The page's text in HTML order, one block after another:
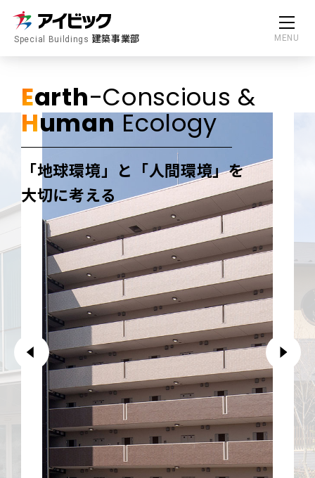
Special Buildings 建築事業部 MENU
Earth-Conscious &
HumanEcology
「地球環境」と「人間環境」を
大切に考える